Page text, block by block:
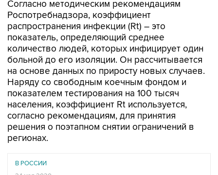
Согласно методическим рекомендациям
Роспотребнадзора, коэффициент
распространения инфекции (Rt) – это
показатель, определяющий среднее
количество людей, которых инфицирует один
больной до его изоляции. Он рассчитывается
на основе данных по приросту новых случаев.
Наряду со свободным коечным фондом и
показателем тестирования на 100 тысяч
населения, коэффициент Rt используется,
согласно рекомендациям, для принятия
решения о поэтапном снятии ограничений в
регионах.
В РОССИИ